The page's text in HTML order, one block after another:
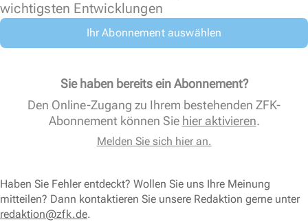
wichtigsten Entwicklungen
Ihr Abonnement auswählen
Sie haben bereits ein Abonnement?
Den Online-Zugang zu Ihrem bestehenden ZFK-
Abonnement können Sie hier aktivieren.
Melden Sie sich hier an.
Haben Sie Fehler entdeckt? Wollen Sie uns Ihre Meinung
mitteilen? Dann kontaktieren Sie unsere Redaktion gerne unter
redaktion@zfk.de.